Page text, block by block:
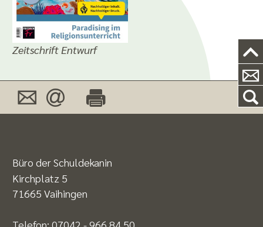
Zeitschrift Entwurf
Büro der Schuldekanin
Kirchplatz 5
71665 Vaihingen
Telefon: 07042 - 966 84 50